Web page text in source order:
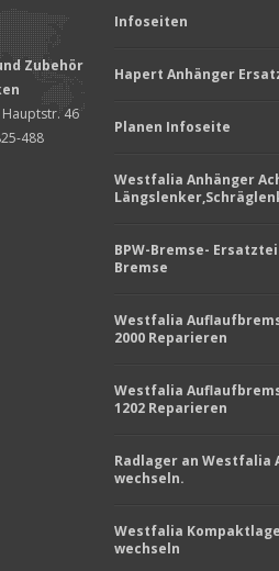
Zubehör
46
488
Infoseiten
Hapert Anhänger
Planen Infoseite
Westfalia Anhänger
BPW-Bremse-
Bremse
Westfalia
2000 Reparieren
Westfalia
1202 Reparieren
Radlager an Westfalia
wechseln.
Westfalia
wechseln